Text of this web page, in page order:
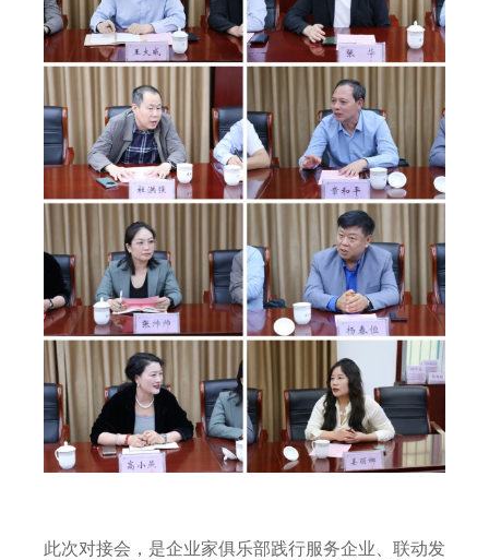
此次对接会，是企业家俱乐部践行服务企业、联动发